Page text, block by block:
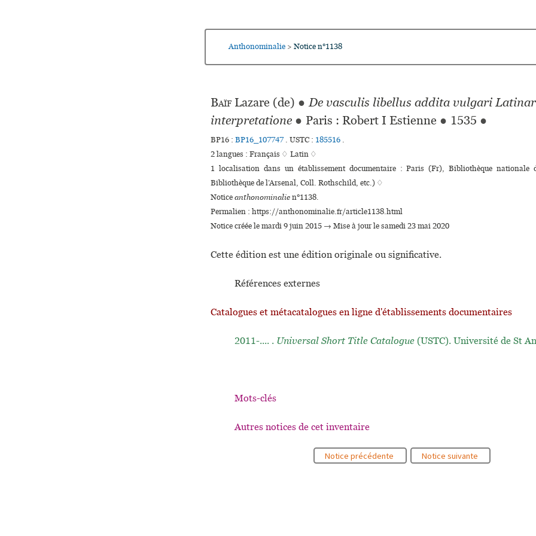
Anthonominalie > Notice n°1138
BaïfLazare (de) ● De vasculis libellus addita vulgari
interpretatione ● Paris : Robert I Estienne ● 1535 ●
BP16 : BP16_107747. USTC : 185516 .
2 langues : Français ♢ Latin ♢
1 localisation dans un établissement documentaire : Paris (Fr), Bibliothèque nationale
Bibliothèque de l’Arsenal, Coll. Rothschild, etc.) ♢
Noticeanthonominalien°1138.
Permalien : https://anthonominalie.fr/article1138.html
Notice créée le mardi 9 juin 2015 → Mise à jour le samedi 23 mai 2020
Cette édition est une édition originale ou significative.
Références externes
Catalogues et métacatalogues en ligne d'établissements documentaires
2011-.... . Universal Short Title Catalogue (USTC). Université de St
Mots-clés
Autres notices de cet inventaire
Notice précédente Notice suivante